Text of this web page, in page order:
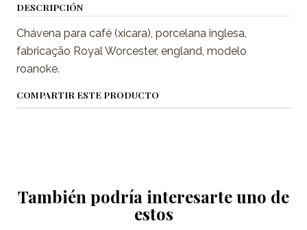
DESCRIPCIÓN
Chávena para café (xícara), porcelana inglesa,
fabricação Royal Worcester, england, modelo
roanoke.
COMPARTIR ESTE PRODUCTO
También podría interesarte uno de
estos